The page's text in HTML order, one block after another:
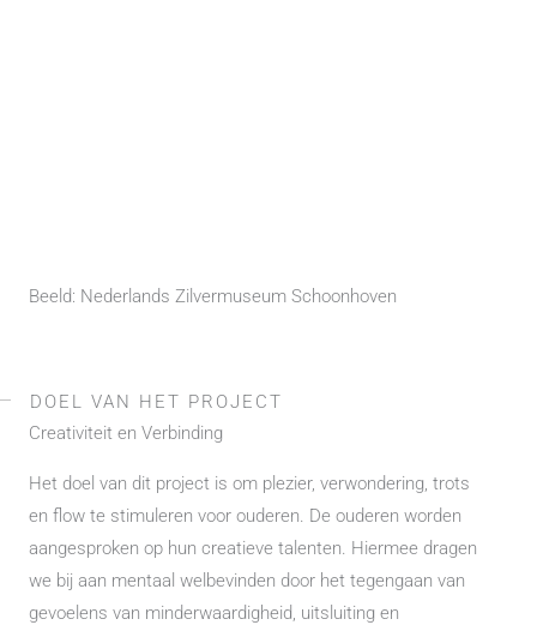
Beeld: Nederlands Zilvermuseum Schoonhoven
DOEL VAN HET PROJECT
Creativiteit en Verbinding
Het doel van dit project is om plezier, verwondering, trots
en flow te stimuleren voor ouderen. De ouderen worden
aangesproken op hun creatieve talenten. Hiermee dragen
we bij aan mentaal welbevinden door het tegengaan van
gevoelens van minderwaardigheid, uitsluiting en